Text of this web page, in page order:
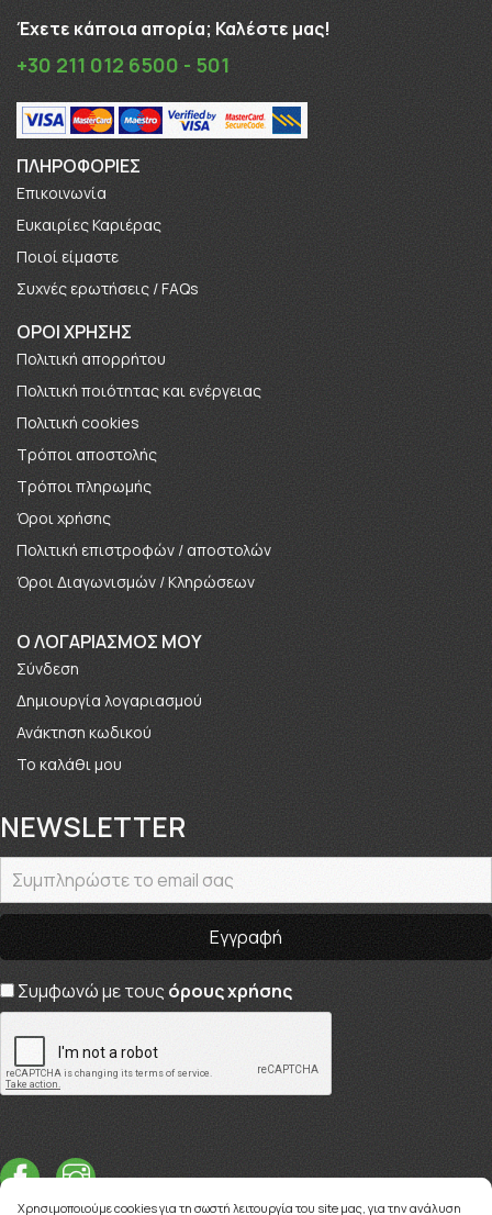
Έχετε κάποια απορία; Καλέστε μας!
+30 211 012 6500 - 501
ΠΛΗΡΟΦΟΡΊΕΣ
Επικοινωνία
Ευκαιρίες Καριέρας
Πoιοί είμαστε
Συχνές ερωτήσεις / FAQs
ΟΡΟΙ ΧΡΗΣΗΣ
Πολιτική απορρήτου
Πολιτική ποιότητας και ενέργειας
Πολιτική cookies
Τρόποι αποστολής
Τρόποι πληρωμής
Όροι χρήσης
Πολιτική επιστροφών / αποστολών
Όροι Διαγωνισμών / Κληρώσεων
O ΛΟΓΑΡΙΑΣΜΟΣ ΜΟΥ
Σύνδεση
Δημιουργία λογαριασμού
Ανάκτηση κωδικού
Το καλάθι μου
NEWSLETTER
Συμφωνώ με τους όρους χρήσης
Χρησιμοποιούμε cookies για τη σωστή λειτουργία του site μας, για την ανάλυση